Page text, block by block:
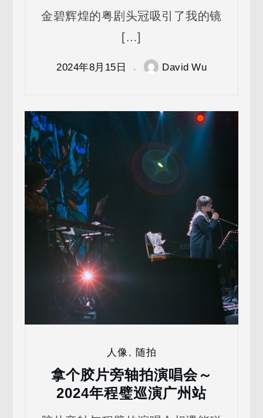
金碧辉煌的粤剧头冠吸引了我的镜
[…]
2024年8月15日 David Wu
人像, 随拍
拿个胶片旁轴拍演唱会～
2024年程璧巡演广州站